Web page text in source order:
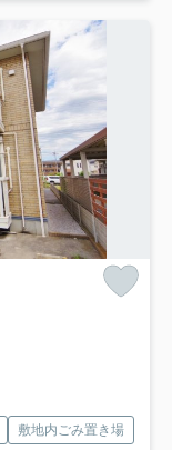
敷地内ごみ置き場